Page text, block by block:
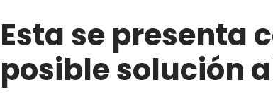
Esta se presenta
posible solución